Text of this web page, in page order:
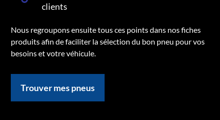
clients
Nous regroupons ensuite tous ces points dans nos fiches
produits afin de faciliter la sélection du bon pneu pour vos
besoins et votre véhicule.
Trouver mes pneus